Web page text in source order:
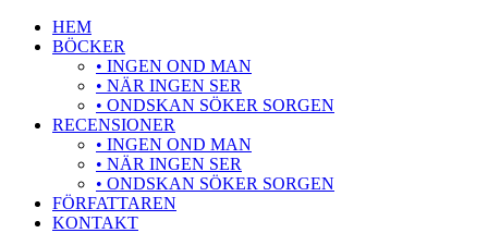
HEM
BÖCKER
• INGEN OND MAN
• NÄR INGEN SER
• ONDSKAN SÖKER SORGEN
RECENSIONER
• INGEN OND MAN
• NÄR INGEN SER
• ONDSKAN SÖKER SORGEN
FÖRFATTAREN
KONTAKT